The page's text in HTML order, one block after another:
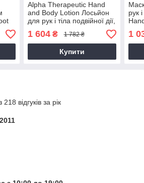
Alpha Therapeutic Hand
and Body Lotion Лосьйон
для рук і тіла подвійної дії,
177 мл
1 604₴ 1 782 ₴
Купити
рук
1
відгуків за рік